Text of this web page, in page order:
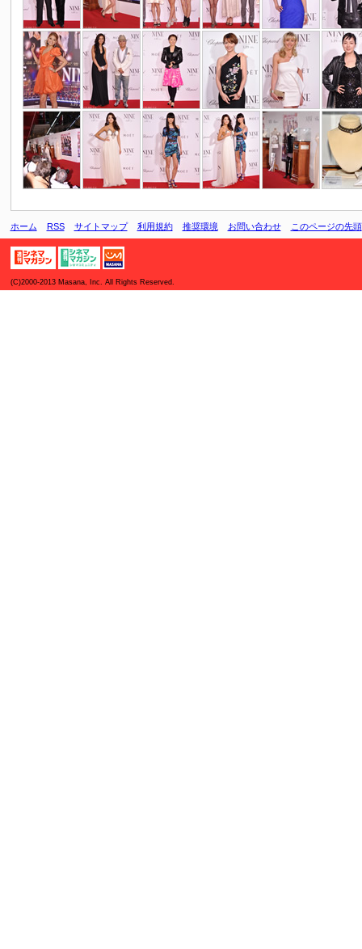
ホーム RSS サイトマップ 利用規約 推奨環境 お問い合わせ このページの先頭
(C)2000-2013 Masana, Inc. All Rights Reserved.